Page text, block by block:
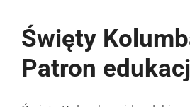
Święty
Patron